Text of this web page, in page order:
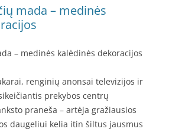
mada – medinės
– medinės kalėdinės dekoracijos
renginių anonsai televizijos ir
prekybos centrų
praneša – artėja gražiausios
daugeliui kelia itin šiltus jausmus